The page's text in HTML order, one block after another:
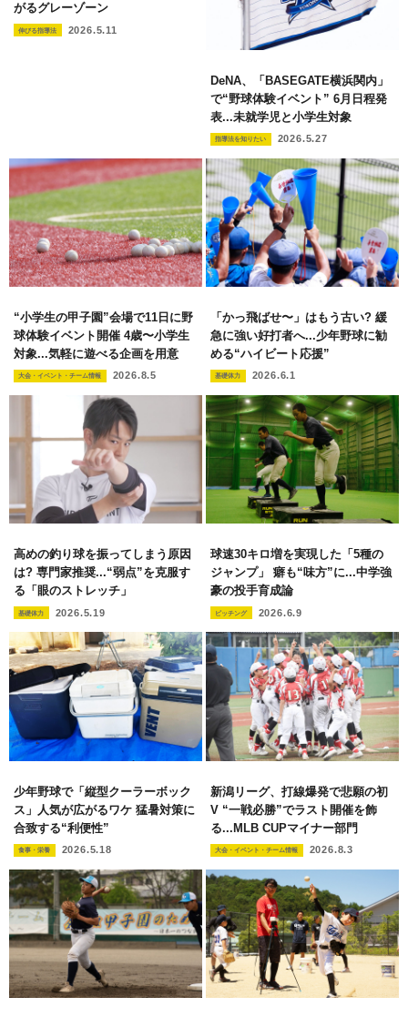
がるグレーゾーン
伸びる指導法 2026.5.11
DeNA、「BASEGATE横浜関内」
で“野球体験イベント” 6月日程発
表...未就学児と小学生対象
指導法を知りたい 2026.5.27
“小学生の甲子園”会場で11日に野
球体験イベント開催 4歳〜小学生
対象...気軽に遊べる企画を用意
大会・イベント・チーム情報 2026.8.5
「かっ飛ばせ〜」はもう古い? 緩
急に強い好打者へ...少年野球に勧
める“ハイビート応援”
基礎体力 2026.6.1
高めの釣り球を振ってしまう原因
は? 専門家推奨...“弱点”を克服す
る「眼のストレッチ」
基礎体力 2026.5.19
球速30キロ増を実現した「5種の
ジャンプ」 癖も“味方”に...中学強
豪の投手育成論
ピッチング 2026.6.9
少年野球で「縦型クーラーボック
ス」人気が広がるワケ 猛暑対策に
合致する“利便性”
食事・栄養 2026.5.18
新潟リーグ、打線爆発で悲願の初
V “一戦必勝”でラスト開催を飾
る...MLB CUPマイナー部門
大会・イベント・チーム情報 2026.8.3